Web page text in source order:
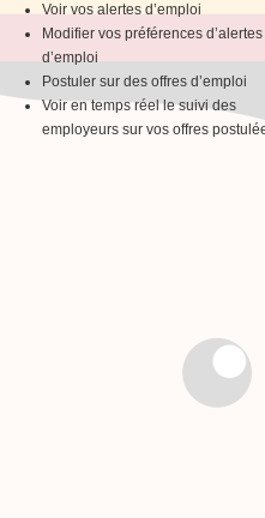
Voir vos alertes d’emploi
Modifier vos préférences d’alertes
d’emploi
Postuler sur des offres d’emploi
Voir en temps réel le suivi des
employeurs sur vos offres